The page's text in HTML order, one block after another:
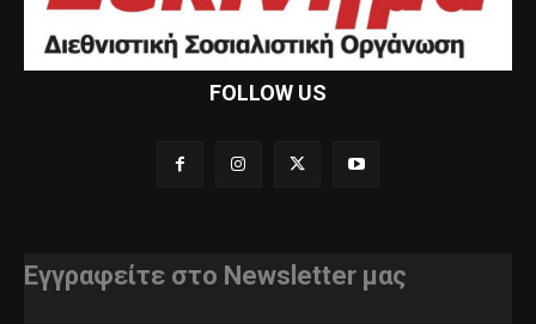
FOLLOW US
Εγγραφείτε στο Newsletter μας